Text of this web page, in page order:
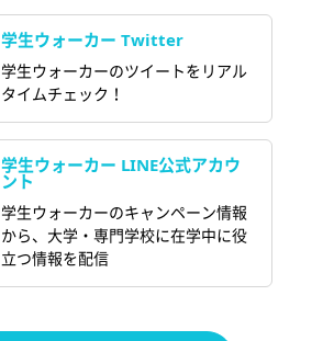
学生ウォーカー Twitter
学生ウォーカーのツイートをリアル
タイムチェック！
学生ウォーカー LINE公式アカウ
ント
学生ウォーカーのキャンペーン情報
から、大学・専門学校に在学中に役
立つ情報を配信